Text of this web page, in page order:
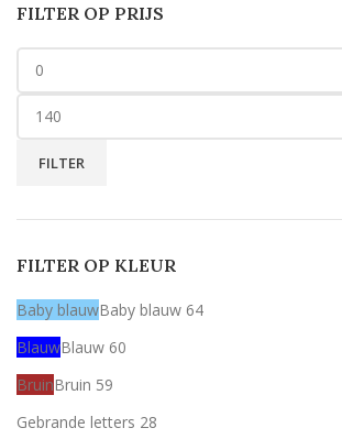
FILTER OP PRIJS
FILTER
FILTER OP KLEUR
Baby blauwBaby blauw 64
BlauwBlauw 60
BruinBruin 59
Gebrande letters 28